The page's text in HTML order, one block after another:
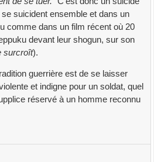
suicident ensemble et dans un
comme dans un film récent où 20
devant leur shogun, sur son
surcroît).
guerrière est de se laisser
et indigne pour un soldat, quel
réservé à un homme reconnu